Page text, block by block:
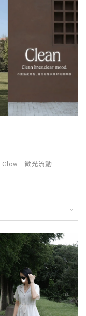
Glow｜微光流動